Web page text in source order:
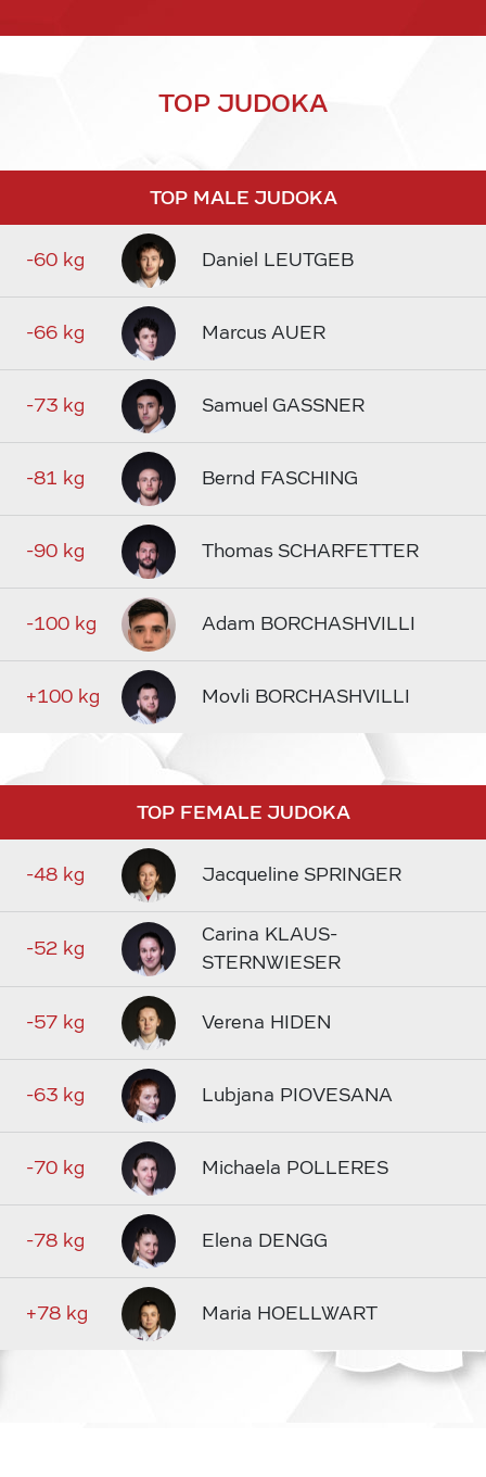
TOP JUDOKA
TOP MALE JUDOKA
-60 kg Daniel LEUTGEB
-66 kg Marcus AUER
-73 kg Samuel GASSNER
-81 kg Bernd FASCHING
-90 kg Thomas SCHARFETTER
-100 kg Adam BORCHASHVILLI
+100 kg Movli BORCHASHVILLI
TOP FEMALE JUDOKA
-48 kg Jacqueline SPRINGER
-52 kg
Carina KLAUS-
STERNWIESER
-57 kg Verena HIDEN
-63 kg Lubjana PIOVESANA
-70 kg Michaela POLLERES
-78 kg Elena DENGG
+78 kg Maria HOELLWART